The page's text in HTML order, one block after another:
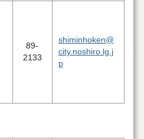
89-
2133
shiminhoken@
city.noshiro.lg.j
p